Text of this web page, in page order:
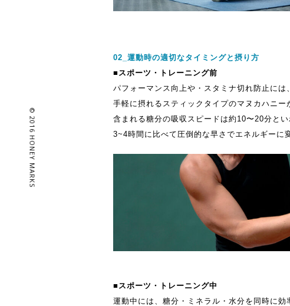
02_運動時の適切なタイミングと摂り方
■スポーツ・トレーニング前
パフォーマンス向上や・スタミナ切れ防止には
手軽に摂れるスティックタイプのマヌカハニ
含まれる糖分の吸収スピードは約10〜20分と
3~4時間に比べて圧倒的な早さでエネルギーに
■スポーツ・トレーニング中
運動中には、糖分・ミネラル・水分を同時に効
© 2016 HONEY MARKS